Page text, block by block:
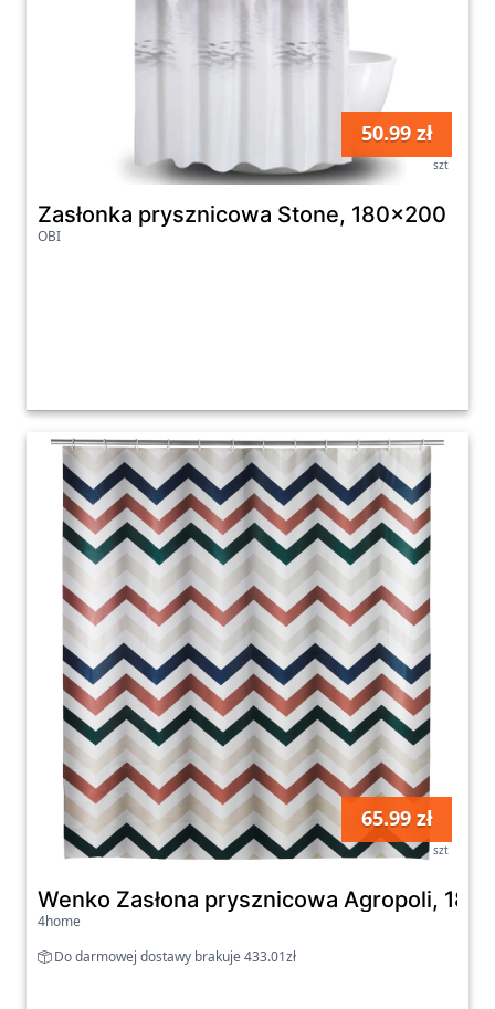
50.99 zł
szt
Zasłonka prysznicowa Stone, 180x200
OBI
65.99 zł
szt
Wenko Zasłona prysznicowa Agropoli, 180
4home
Do darmowej dostawy brakuje 433.01zł